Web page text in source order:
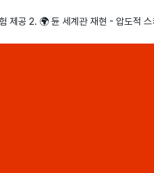
제공 2. 🌍 듄 세계관 재현 - 압도적